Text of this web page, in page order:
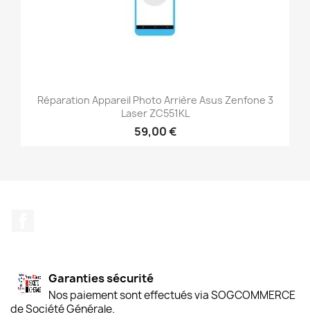
Réparation Appareil Photo Arrière Asus Zenfone 3
Laser ZC551KL
59,00 €
Garanties sécurité
Nos paiement sont effectués via SOGCOMMERCE
de Société Générale.